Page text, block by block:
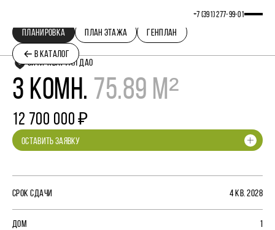
+7 (391) 277‒99‒01
В КАТАЛОГ
ПЛАНИРОВКА ПЛАН ЭТАЖА ГЕНПЛАН
СИТИ-КВАРТАЛ ДАО
3 КОМН. 75.89 М²
12 700 000 ₽
ОСТАВИТЬ ЗАЯВКУ
СРОК СДАЧИ 4 КВ. 2028
ДОМ 1